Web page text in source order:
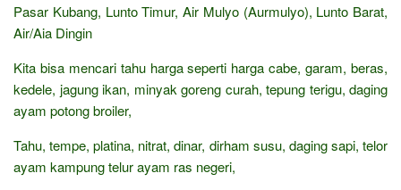
Pasar Kubang, Lunto Timur, Air Mulyo (Aurmulyo), Lunto Barat,
Air/Aia Dingin
Kita bisa mencari tahu harga seperti harga cabe, garam, beras,
kedele, jagung ikan, minyak goreng curah, tepung terigu, daging
ayam potong broiler,
Tahu, tempe, platina, nitrat, dinar, dirham susu, daging sapi, telor
ayam kampung telur ayam ras negeri,